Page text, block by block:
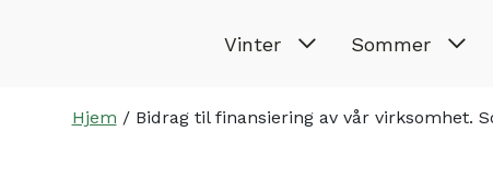
Vinter Sommer
Hjem / Bidrag til finansiering av vår virksomhet.